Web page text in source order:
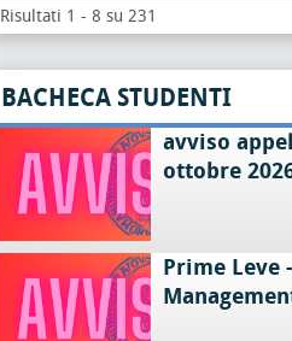
Risultati 1 - 8 su 231
BACHECA STUDENTI
avviso
ottobre
Prime Leve